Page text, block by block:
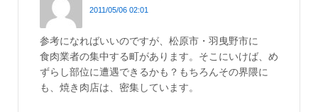
2011/05/06 02:01
参考になればいいのですが、松原市・羽曳野市に
食肉業者の集中する町があります。そこにいけば、め
ずらし部位に遭遇できるかも？もちろんその界隈に
も、焼き肉店は、密集しています。